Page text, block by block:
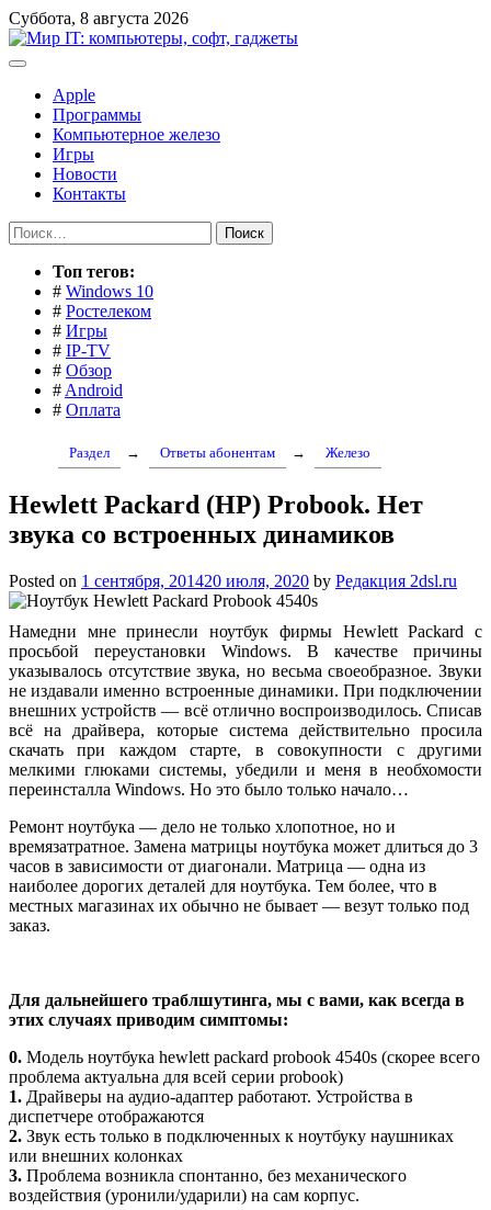
Перейти
к
содержимому
Суббота, 8 августа 2026
Apple
Программы
Компьютерное железо
Игры
Новости
Контакты
Найти:
Toп тегов:
# Windows 10
# Ростелеком
# Игры
# IP-TV
# Обзор
# Android
# Оплата
Раздел → Ответы абонентам → Железо
Hewlett Packard (HP) Probook. Нет
звука со встроенных динамиков
Posted on 1 сентября, 201420 июля, 2020 by Редакция 2dsl.ru
Намедни мне принесли ноутбук фирмы Hewlett Packard с
просьбой переустановки Windows. В качестве причины
указывалось отсутствие звука, но весьма своеобразное. Звуки
не издавали именно встроенные динамики. При подключении
внешних устройств — всё отлично воспроизводилось. Списав
всё на драйвера, которые система действительно просила
скачать при каждомстарте, в совокупности с другими
мелкими глюками системы, убедили и меня в необхомости
переинсталла Windows. Но это было только начало…
Ремонт ноутбука — дело не только хлопотное, но и
времязатратное. Замена матрицы ноутбука может длиться до 3
часов в зависимости от диагонали. Матрица — одна из
наиболее дорогих деталей для ноутбука. Тем более, что в
местных магазинах их обычно не бывает — везут только под
заказ.
Для дальнейшего траблшутинга, мы с вами, как всегда в
этих случаях приводим симптомы:
0. Модель ноутбука hewlett packard probook 4540s (скорее всего
проблема актуальна для всей серии probook)
1. Драйверы на аудио-адаптер работают. Устройства в
диспетчере отображаются
2. Звук есть только в подключенных к ноутбуку наушниках
или внешних колонках
3. Проблема возникла спонтанно, без механического
воздействия (уронили/ударили) на сам корпус.